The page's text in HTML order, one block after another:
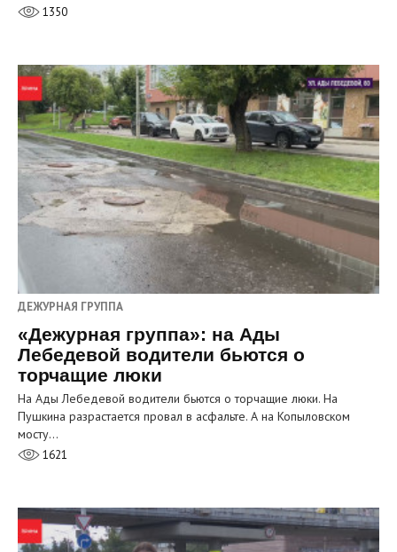
1350
ДЕЖУРНАЯ ГРУППА
«Дежурная группа»: на Ады
Лебедевой водители бьются о
торчащие люки
На Ады Лебедевой водители бьются о торчащие люки. На
Пушкина разрастается провал в асфальте. А на Копыловском
мосту…
1621